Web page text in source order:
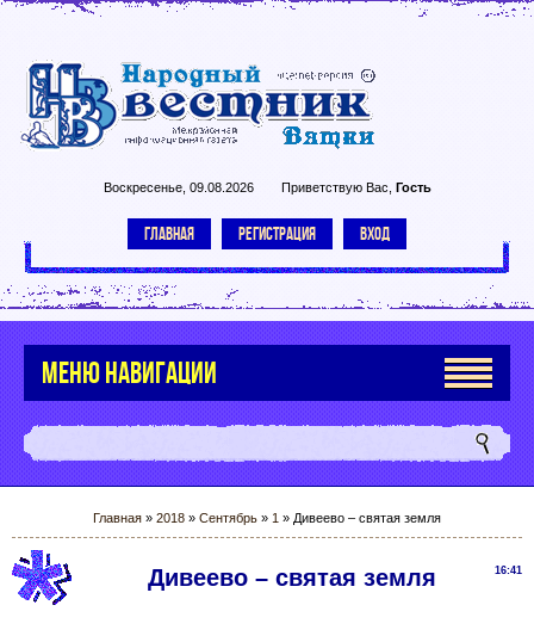
Воскресенье, 09.08.2026 Приветствую Вас Гость
ГЛАВНАЯ РЕГИСТРАЦИЯ ВХОД
МЕНЮ НАВИГАЦИИ
Главная » 2018 » Сентябрь » 1 » Дивеево – святая земля
16:41
Дивеево – святая земля